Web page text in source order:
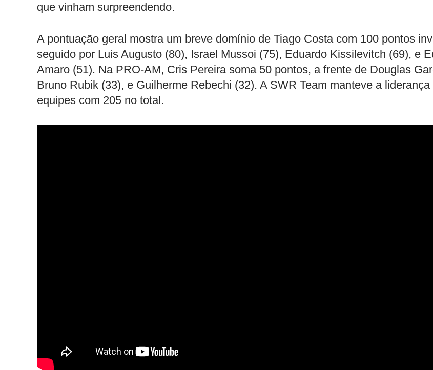
que vinham surpreendendo.
A pontuação geral mostra um breve domínio de Tiago Costa com 100 pontos
seguido por Luis Augusto (80), Israel Mussoi (75), Eduardo Kissilevitch (69), e
Amaro (51). Na PRO-AM, Cris Pereira soma 50 pontos, a frente de Douglas
Bruno Rubik (33), e Guilherme Rebechi (32). A SWR Team manteve a
equipes com 205 no total.